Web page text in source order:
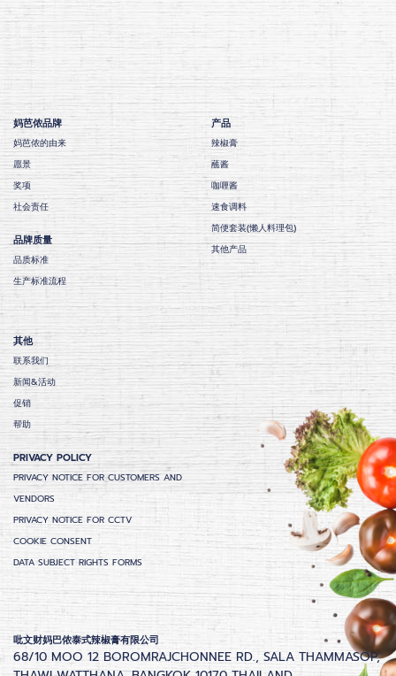
妈芭侬品牌
妈芭侬的由来
愿景
奖项
社会责任
品牌质量
品质标准
生产标准流程
产品
辣椒膏
蘸酱
咖喱酱
速食调料
简便套装(懒人料理包)
其他产品
其他
联系我们
新闻&活动
促销
帮助
PRIVACY POLICY
PRIVACY NOTICE FOR CUSTOMERS AND
VENDORS
PRIVACY NOTICE FOR CCTV
COOKIE CONSENT
DATA SUBJECT RIGHTS FORMS
吡文财妈巴侬泰式辣椒膏有限公司
68/10 MOO 12 BOROMRAJCHONNEE RD., SALA THAMMASOP,